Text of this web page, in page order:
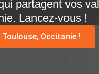
partagent vos
Lancez-vous !
Occitanie !